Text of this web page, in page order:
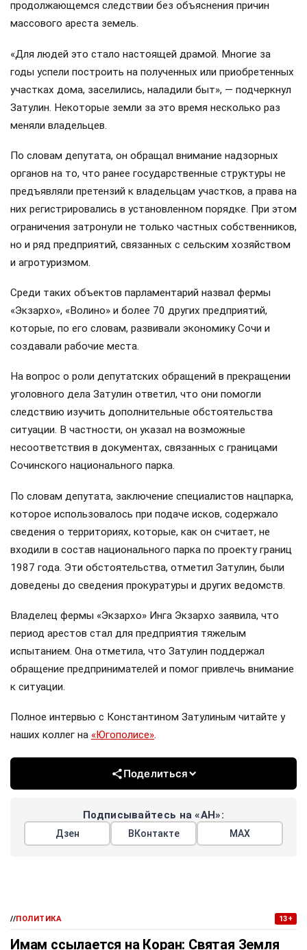
продолжающемся следствии без объяснения причин
массового ареста земель.
«Для людей это стало настоящей драмой. Многие за
годы успели построить на полученных или приобретенных
участках дома, заселились, наладили быт», — подчеркнул
Затулин. Некоторые земли за это время несколько раз
меняли владельцев.
По словам депутата, он обращал внимание надзорных
органов на то, что ранее государственные структуры не
предъявляли претензий к владельцам участков, а права на
них регистрировались в установленном порядке. При этом
ограничения затронули не только частных собственников,
но и ряд предприятий, связанных с сельским хозяйством
и агротуризмом.
Среди таких объектов парламентарий назвал фермы
«Экзархо», «Волино» и более 70 других предприятий,
которые, по его словам, развивали экономику Сочи и
создавали рабочие места.
На вопрос о роли депутатских обращений в прекращении
уголовного дела Затулин ответил, что они помогли
следствию изучить дополнительные обстоятельства
ситуации. В частности, он указал на возможные
несоответствия в документах, связанных с границами
Сочинского национального парка.
По словам депутата, заключение специалистов нацпарка,
которое использовалось при подаче исков, содержало
сведения о территориях, которые, как он считает, не
входили в состав национального парка по проекту границ
1987 года. Эти обстоятельства, отметил Затулин, были
доведены до сведения прокуратуры и других ведомств.
Владелец фермы «Экзархо» Инга Экзархо заявила, что
период арестов стал для предприятия тяжелым
испытанием. Она отметила, что Затулин поддержал
обращение предпринимателей и помог привлечь внимание
к ситуации.
Полное интервью с Константином Затулиным читайте у
наших коллег на «Югополисе».
Поделиться
Подписывайтесь на «АН»:
Дзен ВКонтакте МАХ
//ПОЛИТИКА 13+
Имам ссылается на Коран: Святая Земля